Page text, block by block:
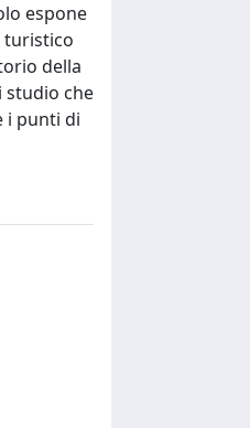
espone
turistico
della
studio che
i punti di